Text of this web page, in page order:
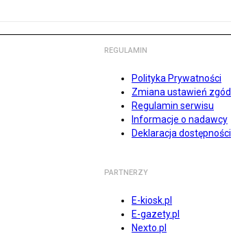
REGULAMIN
Polityka Prywatności
Zmiana ustawień zgód
Regulamin serwisu
Informacje o nadawcy
Deklaracja dostępności
PARTNERZY
E-kiosk.pl
E-gazety.pl
Nexto.pl